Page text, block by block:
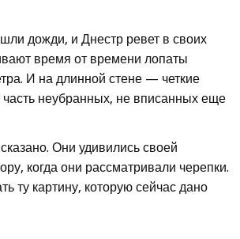
дожди, и Днестр ревет в своих
время от времени лопаты
И на длинной стене — четкие
неубранных, не вписанных еще
Они удивились своей
когда они рассматривали черепки.
ту картину, которую сейчас дано